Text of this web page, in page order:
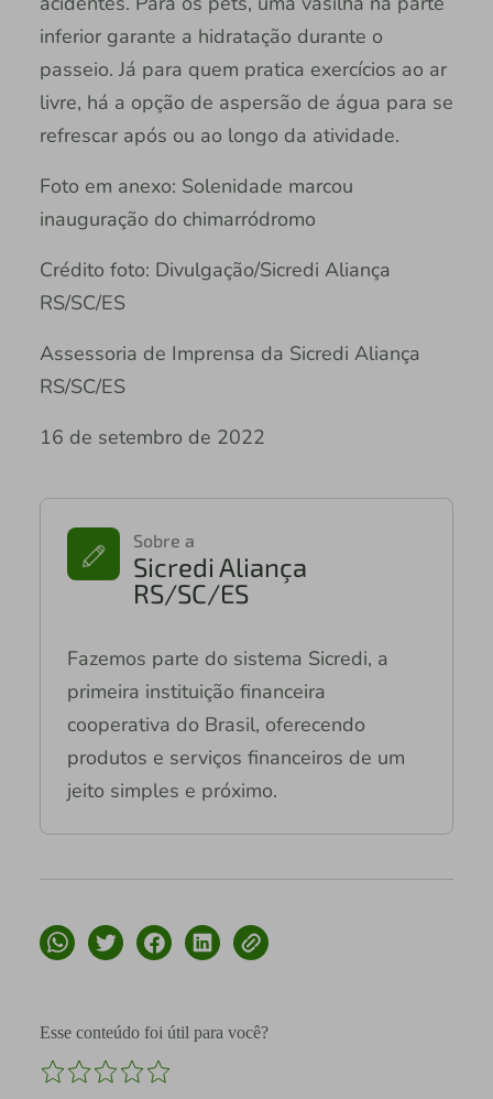
inferior garante a hidratação durante o
passeio. Já para quem pratica exercícios ao ar
livre, há a opção de aspersão de água para se
refrescar após ou ao longo da atividade.
Foto em anexo: Solenidade marcou
inauguração do chimarródromo
Crédito foto: Divulgação/Sicredi Aliança
RS/SC/ES
Assessoria de Imprensa da Sicredi Aliança
RS/SC/ES
16 de setembro de 2022
Sobre a
Sicredi Aliança
RS/SC/ES
Fazemos parte do sistema Sicredi, a
primeira instituição financeira
cooperativa do Brasil, oferecendo
produtos e serviços financeiros de um
jeito simples e próximo.
Esse conteúdo foi útil para você?